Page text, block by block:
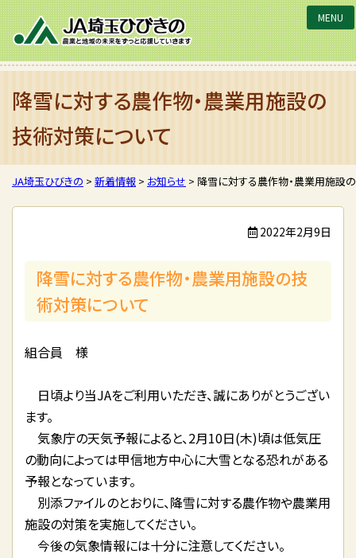
JA埼玉ひびきの
降雪に対する農作物・農業用施設の
技術対策について
JA埼玉ひびきの > 新着情報 > お知らせ > 降雪に対する農作物・農業用施設
2022年2月9日
降雪に対する農作物・農業用施設の技
術対策について
組合員 様
日頃より当JAをご利用いただき、誠にありがとうござい
ます。
気象庁の天気予報によると、2月10日(木)頃は低気圧
の動向によっては甲信地方中心に大雪となる恐れがある
予報となっています。
別添ファイルのとおりに、降雪に対する農作物や農業用
施設の対策を実施してください。
今後の気象情報には十分に注意してください。